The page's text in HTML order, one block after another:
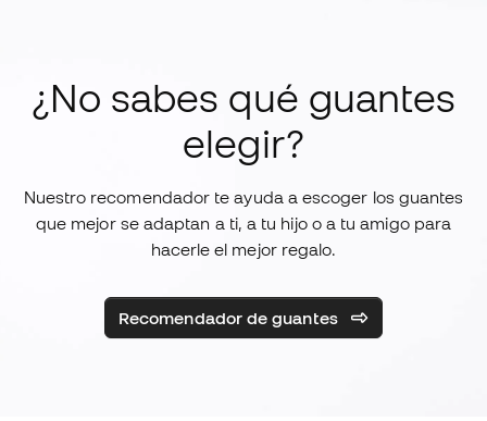
¿No sabes qué guantes
elegir?
Nuestro recomendador te ayuda a escoger los guantes
que mejor se adaptan a ti, a tu hijo o a tu amigo para
hacerle el mejor regalo.
Recomendador de guantes